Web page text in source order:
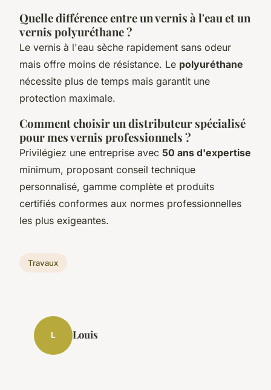
Quelle différence entre un vernis à l'eau et un
vernis polyuréthane ?
Le vernis à l'eau sèche rapidement sans odeur
mais offre moins de résistance. Le polyuréthane
nécessite plus de temps mais garantit une
protection maximale.
Comment choisir un distributeur spécialisé
pour mes vernis professionnels ?
Privilégiez une entreprise avec 50 ans d'expertise
minimum, proposant conseil technique
personnalisé, gamme complète et produits
certifiés conformes aux normes professionnelles
les plus exigeantes.
Travaux
L Louis